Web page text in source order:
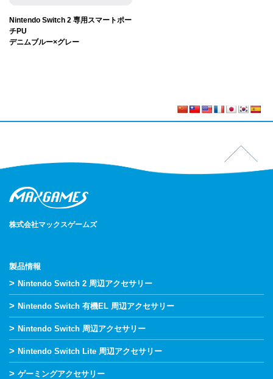
Nintendo Switch 2 専用スマートポー
チPU
デニムブルー×グレー
株式会社マックスゲームズ
製品情報
> Nintendo Switch 2 周辺アクセサリー
> Nintendo Switch 有機EL 周辺アクセサリー
> Nintendo Switch 周辺アクセサリー
> Nintendo Switch Lite 周辺アクセサリー
> ゲーミングアクセサリー